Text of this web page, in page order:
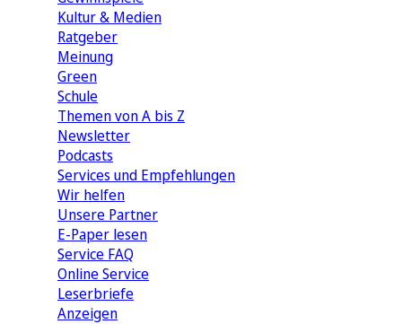
Kultur & Medien
Ratgeber
Meinung
Green
Schule
Themen von A bis Z
Newsletter
Podcasts
Services und Empfehlungen
Wir helfen
Unsere Partner
E-Paper lesen
Service FAQ
Online Service
Leserbriefe
Anzeigen